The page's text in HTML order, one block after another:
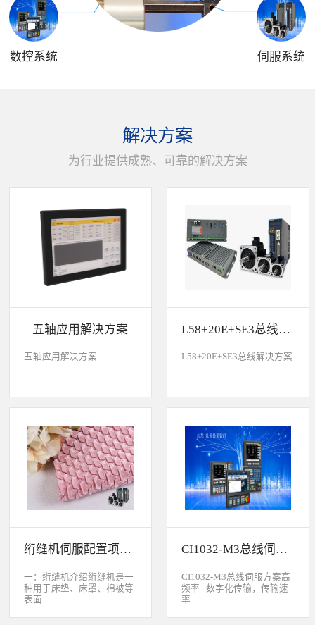
数控系统 伺服系统
解决方案
为行业提供成熟、可靠的解决方案
五轴应用解决方案
五轴应用解决方案
L58+20E+SE3总线解决方案
L58+20E+SE3总线解决方案
绗缝机伺服配置项目介绍
一：绗缝机介绍绗缝机是一
种用于床垫、床罩、棉被等
表面...
CI1032-M3总线伺服方案
CI1032-M3总线伺服方案高
频率 数字化传输，传输速
率...